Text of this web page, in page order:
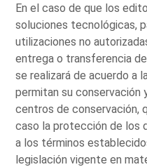
En el caso de que los
soluciones tecnológicas,
utilizaciones no
entrega o transferencia
se realizará de acuerdo a
permitan su
centros de conservación,
caso la protección de los
a los términos
legislación vigente en